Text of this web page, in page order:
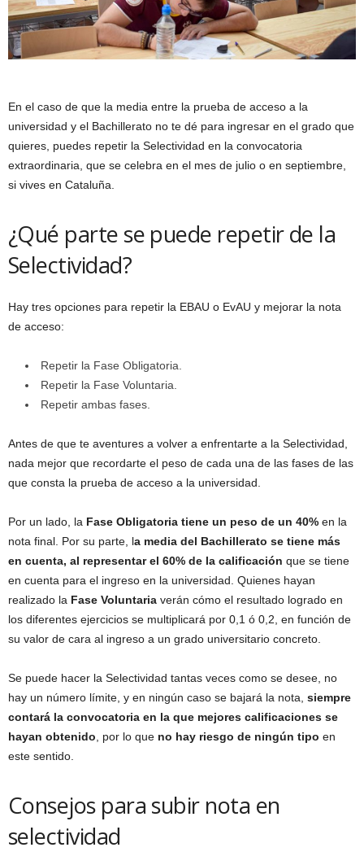
En el caso de que la media entre la prueba de acceso a la
universidad y el Bachillerato no te dé para ingresar en el grado que
quieres, puedes repetir la Selectividad en la convocatoria
extraordinaria, que se celebra en el mes de julio o en septiembre,
si vives en Cataluña.
¿Qué parte se puede repetir de la
Selectividad?
Hay tres opciones para repetir la EBAU o EvAU y mejorar la nota
de acceso:
Repetir la Fase Obligatoria.
Repetir la Fase Voluntaria.
Repetir ambas fases.
Antes de que te aventures a volver a enfrentarte a la Selectividad,
nada mejor que recordarte el peso de cada una de las fases de las
que consta la prueba de acceso a la universidad.
Por un lado, la Fase Obligatoria tiene un peso de un 40% en la
nota final. Por su parte, la media del Bachillerato se tiene más
en cuenta, al representar el 60% de la calificación que se tiene
en cuenta para el ingreso en la universidad. Quienes hayan
realizado la Fase Voluntaria verán cómo el resultado logrado en
los diferentes ejercicios se multiplicará por 0,1 ó 0,2, en función de
su valor de cara al ingreso a un grado universitario concreto.
Se puede hacer la Selectividad tantas veces como se desee, no
hay un número límite, y en ningún caso se bajará la nota, siempre
contará la convocatoria en la que mejores calificaciones se
hayan obtenido, por lo que no hay riesgo de ningún tipo en
este sentido.
Consejos para subir nota en
selectividad